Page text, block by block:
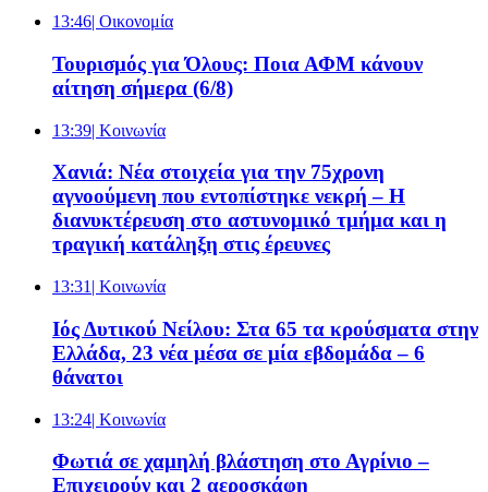
13:46| Oικονομία
Τουρισμός για Όλους: Ποια ΑΦΜ κάνουν
αίτηση σήμερα (6/8)
13:39| Κοινωνία
Χανιά: Νέα στοιχεία για την 75χρονη
αγνοούμενη που εντοπίστηκε νεκρή – Η
διανυκτέρευση στο αστυνομικό τμήμα και η
τραγική κατάληξη στις έρευνες
13:31 | Κοινωνία
Ιός Δυτικού Νείλου: Στα 65 τα κρούσματα στην
Ελλάδα, 23 νέα μέσα σε μία εβδομάδα – 6
θάνατοι
13:24| Κοινωνία
Φωτιά σε χαμηλή βλάστηση στο Αγρίνιο –
Επιχειρούν και 2 αεροσκάφη